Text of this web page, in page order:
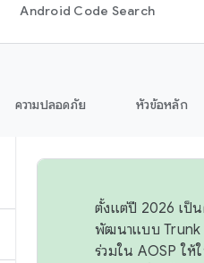
Android Code Search
ความปลอดภัย หัวข้อหลัก
ตั้งแต่ปี 2026 เป็น
พัฒนาแบบ Trunk
ร่วมใน AOSP ให้